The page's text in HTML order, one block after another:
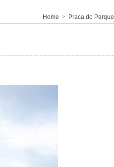
Home > Praca do Parque